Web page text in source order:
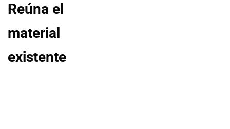
Reúna el
material
existente